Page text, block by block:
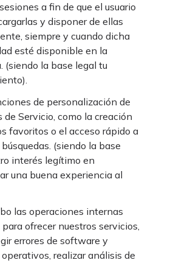
a fin de que el usuario
y disponer de ellas
siempre y cuando dicha
esté disponible en la
(siendo la base legal tu
de personalización de
de Servicio, como la creación
favoritos o el acceso rápido a
(siendo la base
interés legítimo en
una buena experiencia al
las operaciones internas
ofrecer nuestros servicios,
errores de software y
realizar análisis de